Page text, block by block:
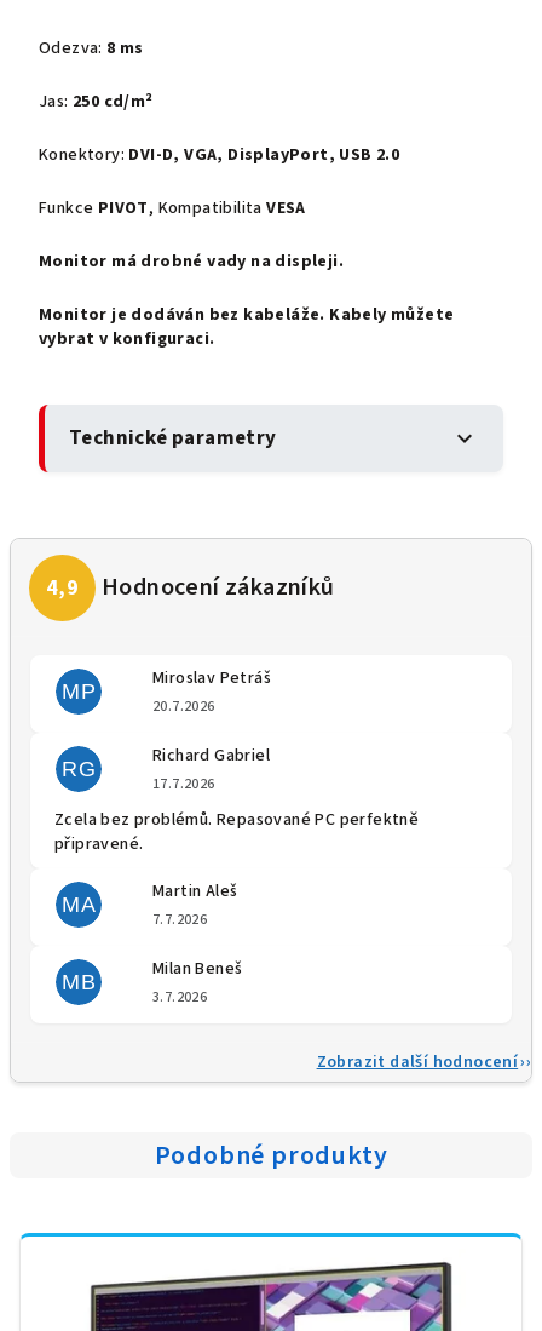
Odezva: 8 ms
Jas: 250 cd/m²
Konektory: DVI-D, VGA, DisplayPort, USB 2.0
Funkce PIVOT, Kompatibilita VESA
Monitor má drobné vady na displeji.
Monitor je dodáván bez kabeláže. Kabely můžete
vybrat v konfiguraci.
Technické parametry expand_more
MP
Miroslav Petráš
20.7.2026
RG
Richard Gabriel
17.7.2026
Zcela bez problémů. Repasované PC perfektně
připravené.
MA
Martin Aleš
7.7.2026
MB
Milan Beneš
3.7.2026
Zobrazit další hodnocení
Podobné produkty